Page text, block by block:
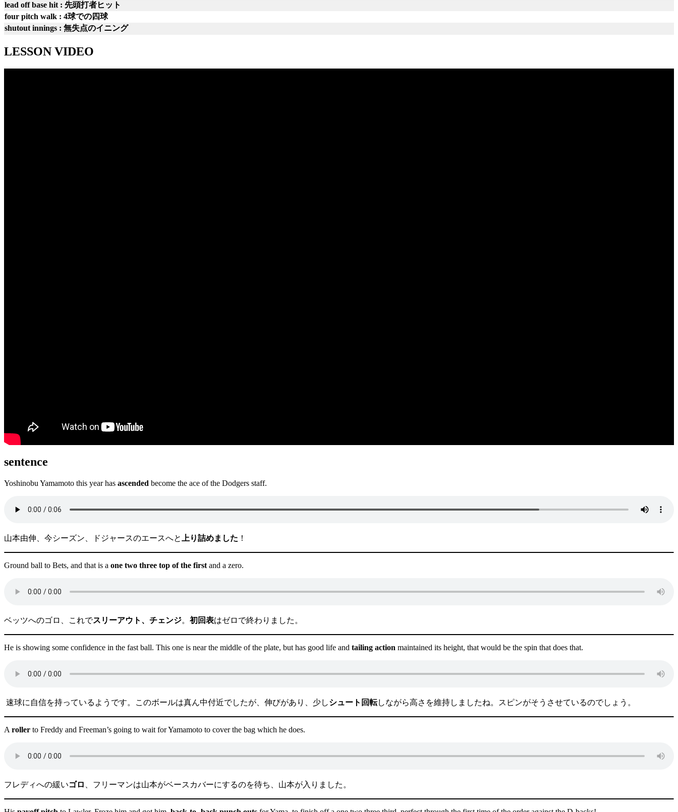
lead off base hit : 先頭打者ヒット
four pitch walk : 4球での四球
shutout innings : 無失点のイニング
LESSON VIDEO
sentence
Yoshinobu Yamamoto this year has ascended become the ace of the Dodgers staff.
山本由伸、今シーズン、ドジャースのエースへと 上り詰めました ！
Ground ball to Bets, and that is a one two three top of the first and a zero.
ベッツへのゴロ、これでスリーアウト、チェンジ。 初回表はゼロで終わりました。
He is showing some confidence in the fast ball. This one is near the middle of the plate, but has good life and tailing action maintained its height, that would be the spin that does that.
速球に自信を持っているようです。このボールは真ん中付近でしたが、伸びがあり、少しシュート回転しながら高さを維持しましたね。スピンがそうさせているのでしょう。
A roller to Freddy and Freeman’s going to wait for Yamamoto to cover the bag which he does.
フレディへの緩いゴロ 、フリーマンは山本がベースカバーにするのを待ち、山本が入りました。